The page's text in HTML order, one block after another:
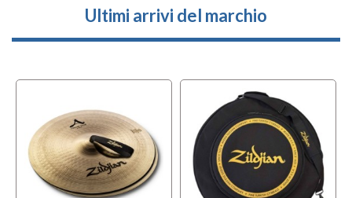
Ultimi arrivi del marchio